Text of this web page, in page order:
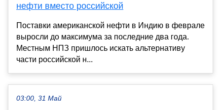
нефти вместо российской
Поставки американской нефти в Индию в феврале
выросли до максимума за последние два года.
Местным НПЗ пришлось искать альтернативу
части российской н...
03:00, 31 Май